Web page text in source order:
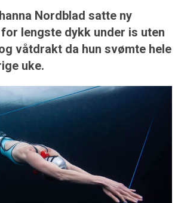
Nordblad satte ny
lengste dykk under is uten
våtdrakt da hun svømte hele
uke.